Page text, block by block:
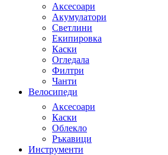
Аксесоари
Акумулатори
Светлини
Екипировка
Каски
Огледала
Филтри
Чанти
Велосипеди
Аксесоари
Каски
Облекло
Ръкавици
Инструменти